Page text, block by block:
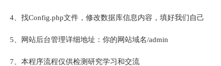
4、找Config.php文件，修改数据库信息内容，填好我们自己
5、网站后台管理详细地址：你的网站域名/admin
7、本程序流程仅供检测研究学习和交流